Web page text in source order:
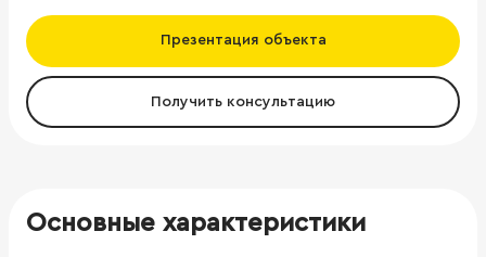
Презентация объекта
Получить консультацию
Основные характеристики